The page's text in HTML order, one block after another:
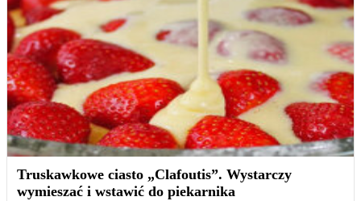
Truskawkowe ciasto „Clafoutis”. Wystarczy
wymieszać i wstawić do piekarnika